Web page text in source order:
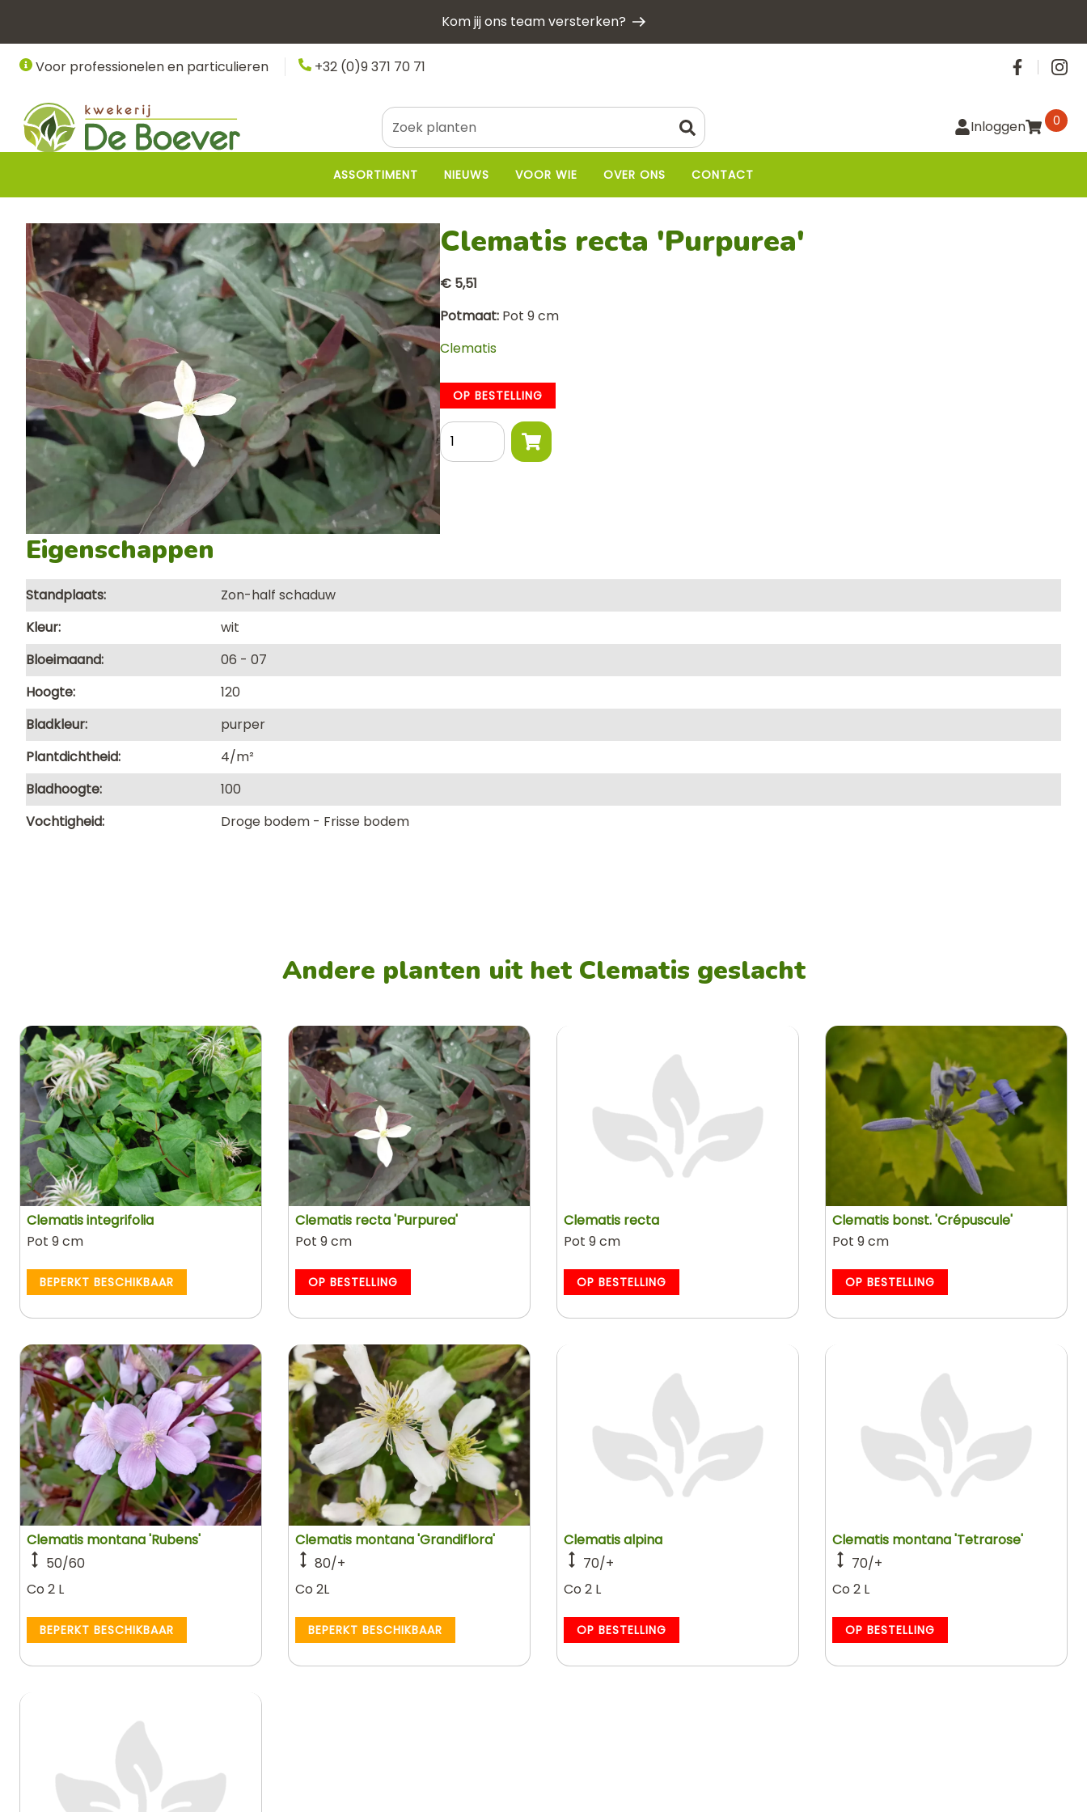
naar
gaan
Kom jij ons team versterken?
Voor professionelen en particulieren +32 (0)9 371 70 71 Social
Inloggen 0
ASSORTIMENT NIEUWS VOOR WIE OVER ONS CONTACT
Clematis recta 'Purpurea'
€ 5,51
Potmaat Pot 9 cm
Clematis
OP BESTELLING
Aantal
Eigenschappen
Standplaats
Zon-half schaduw
Kleur
wit
Bloeimaand
06
07
Hoogte
120
Bladkleur
purper
Plantdichtheid
4/m²
Bladhoogte
100
Vochtigheid
Droge bodem Frisse bodem
Andere planten uit het Clematis geslacht
Clematis integrifolia
Pot 9 cm
BEPERKT BESCHIKBAAR
Clematis recta 'Purpurea'
Pot 9 cm
OP BESTELLING
Clematis recta
Pot 9 cm
OP BESTELLING
Clematis bonst. 'Crépuscule'
Pot 9 cm
OP BESTELLING
Clematis montana 'Rubens'
50/60
Co 2 L
BEPERKT BESCHIKBAAR
Clematis montana 'Grandiflora'
80/+
Co 2L
BEPERKT BESCHIKBAAR
Clematis alpina
70/+
Co 2 L
OP BESTELLING
Clematis montana 'Tetrarose'
70/+
Co 2 L
OP BESTELLING